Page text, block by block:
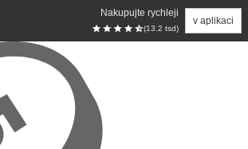
Nakupujte rychleji
(13.2 tsd)
v aplikaci
obsah